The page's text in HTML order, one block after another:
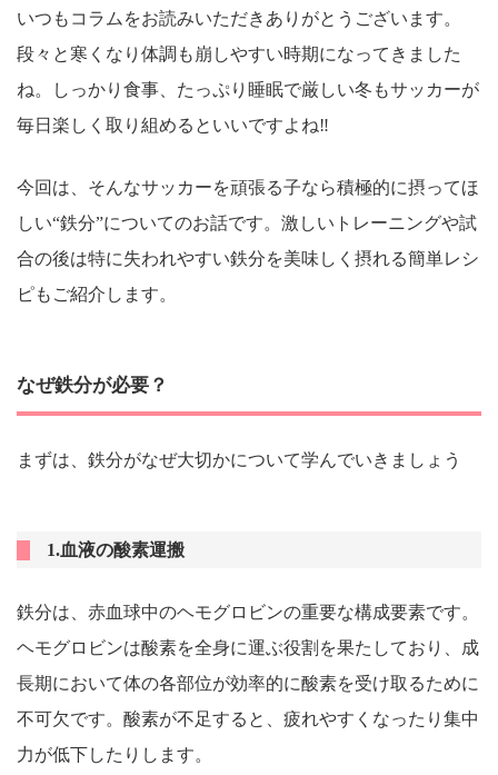
いつもコラムをお読みいただきありがとうございます。
段々と寒くなり体調も崩しやすい時期になってきました
ね。しっかり食事、たっぷり睡眠で厳しい冬もサッカーが
毎日楽しく取り組めるといいですよね‼︎
今回は、そんなサッカーを頑張る子なら積極的に摂ってほ
しい“鉄分”についてのお話です。激しいトレーニングや試
合の後は特に失われやすい鉄分を美味しく摂れる簡単レシ
ピもご紹介します。
なぜ鉄分が必要？
まずは、鉄分がなぜ大切かについて学んでいきましょう
1.血液の酸素運搬
鉄分は、赤血球中のヘモグロビンの重要な構成要素です。
ヘモグロビンは酸素を全身に運ぶ役割を果たしており、成
長期において体の各部位が効率的に酸素を受け取るために
不可欠です。酸素が不足すると、疲れやすくなったり集中
力が低下したりします。